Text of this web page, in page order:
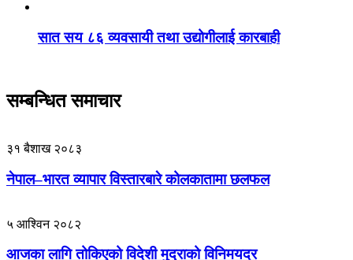
सात सय ८६ व्यवसायी तथा उद्योगीलाई कारबाही
सम्बन्धित समाचार
३१ बैशाख २०८३
नेपाल–भारत व्यापार विस्तारबारे कोलकातामा छलफल
५ आश्विन २०८२
आजका लागि तोकिएको विदेशी मुद्राको विनिमयदर